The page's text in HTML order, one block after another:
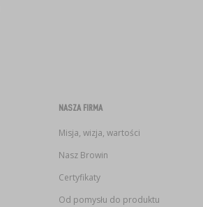
NASZA FIRMA
Misja, wizja, wartości
Nasz Browin
Certyfikaty
Od pomysłu do produktu